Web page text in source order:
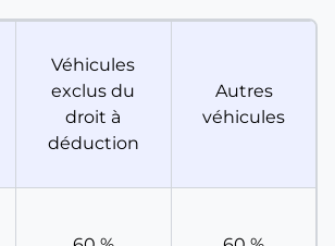
Véhicules
exclus du
droit à
déduction
Autres
véhicules